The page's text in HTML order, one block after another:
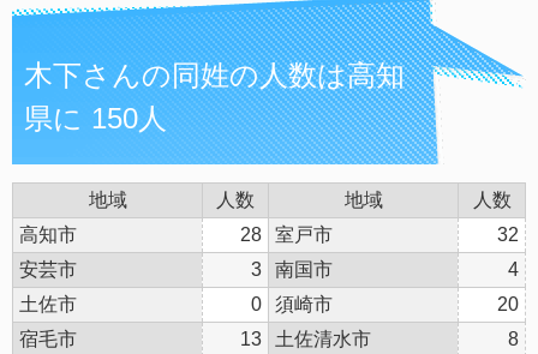
木下さんの同姓の人数は高知
県に 150人
地域 人数 地域
人数
高知市
28 室戸市
32
安芸市
3 南国市
4
土佐市
0 須崎市
20
宿毛市
13 土佐清水市
8